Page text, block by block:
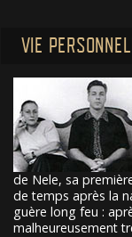
VIE
de Nele, sa
de temps après la
guère long feu :
malheureusement